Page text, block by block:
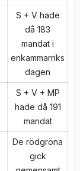
S + V hade
då 183
mandat i
enkammarriks
dagen
S + V + MP
hade då 191
mandat
De rödgröna
gick